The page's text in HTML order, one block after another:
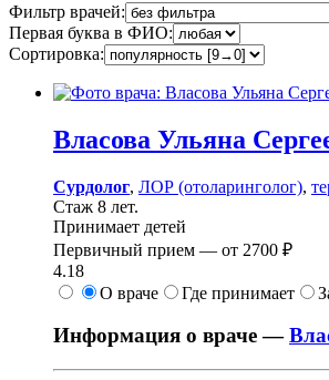
Фильтр врачей:
Первая буква в ФИО:
Сортировка:
Власова Ульяна
Сурдолог, ЛОР (отоларинголог),
Стаж 8 лет.
Принимает детей
Первичный прием — от 2700 ₽
4.18
О враче
Где принимает
Информация о враче —